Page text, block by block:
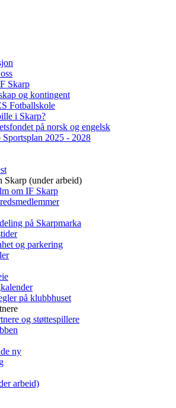
Skarp
og kontingent
Fotballskole
i Skarp?
på norsk og engelsk
Sportsplan 2025 - 2028
Skarp (under arbeid)
om IF Skarp
på Skarpmarka
og parkering
på klubbhuset
og støttespillere
ny
arbeid)